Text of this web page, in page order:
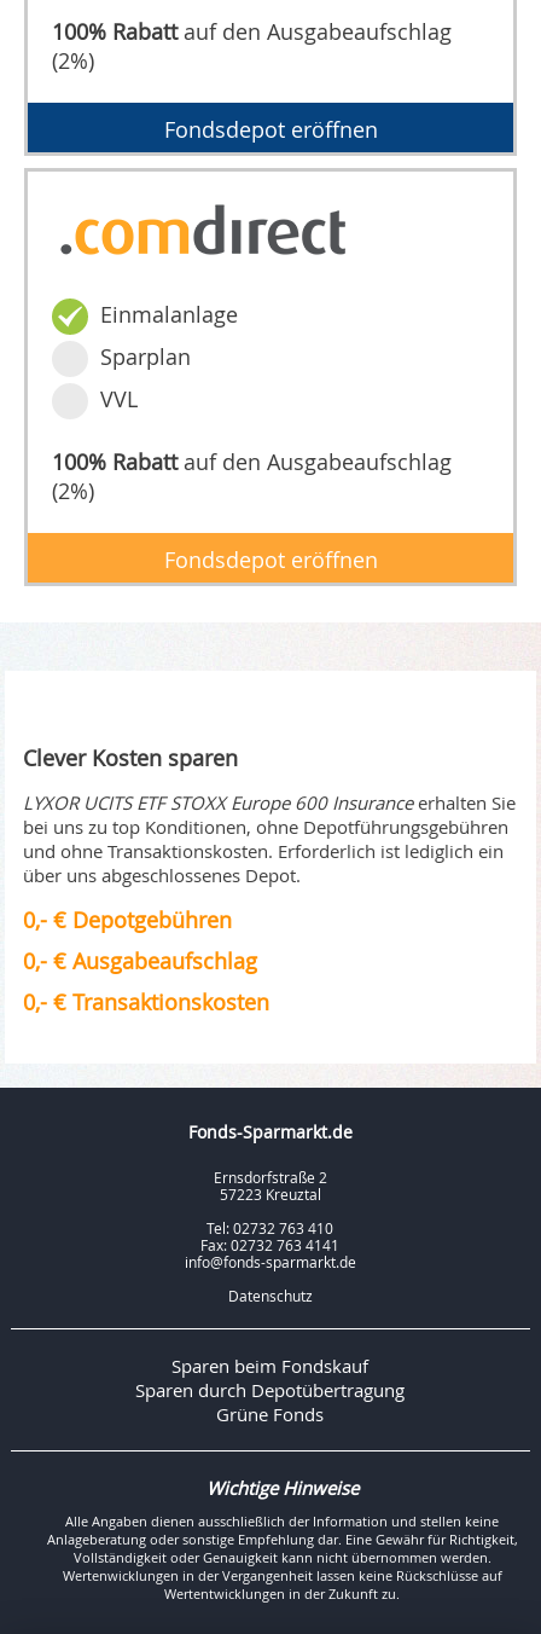
100% Rabattauf den Ausgabeaufschlag
(2%)
Fondsdepot eröffnen
Einmalanlage
Sparplan
VVL
100% Rabattauf den Ausgabeaufschlag
(2%)
Fondsdepot eröffnen
Clever Kosten sparen
LYXOR UCITS ETF STOXX Europe 600 Insuranceerhalten Sie
bei uns zu top Konditionen, ohne Depotführungsgebühren
und ohne Transaktionskosten. Erforderlich ist lediglich ein
über uns abgeschlossenes Depot.
0,- € Depotgebühren
0,- € Ausgabeaufschlag
0,- € Transaktionskosten
Fonds-Sparmarkt.de
Ernsdorfstraße 2
57223 Kreuztal
Tel: 02732 763 410
Fax: 02732 763 4141
info@fonds-sparmarkt.de
Datenschutz
Sparen beim Fondskauf
Sparen durch Depotübertragung
Grüne Fonds
Wichtige Hinweise
Alle Angaben dienen ausschließlich der Information und stellen keine
Anlageberatung oder sonstige Empfehlung dar. Eine Gewähr für Richtigkeit,
Vollständigkeit oder Genauigkeit kann nicht übernommen werden.
Wertenwicklungen in der Vergangenheit lassen keine Rückschlüsse auf
Wertentwicklungen in der Zukunft zu.